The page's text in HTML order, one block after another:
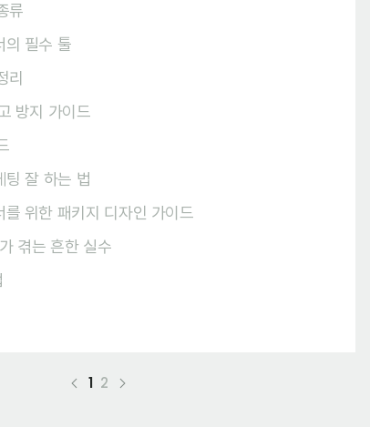
류
의 필수 툴
리
방지 가이드
팅 잘 하는 법
를 위한 패키지 디자인 가이드
겪는 흔한 실수
1 2